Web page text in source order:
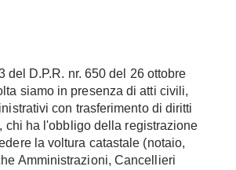
Climatizzatore
Deumidificatori
Chiller
Pompe di calore
del D.P.R. nr. 650 del 26 ottobre
siamo in presenza di atti civili,
con trasferimento di diritti
chi ha l'obbligo della registrazione
la voltura catastale (notaio,
Amministrazioni, Cancellieri